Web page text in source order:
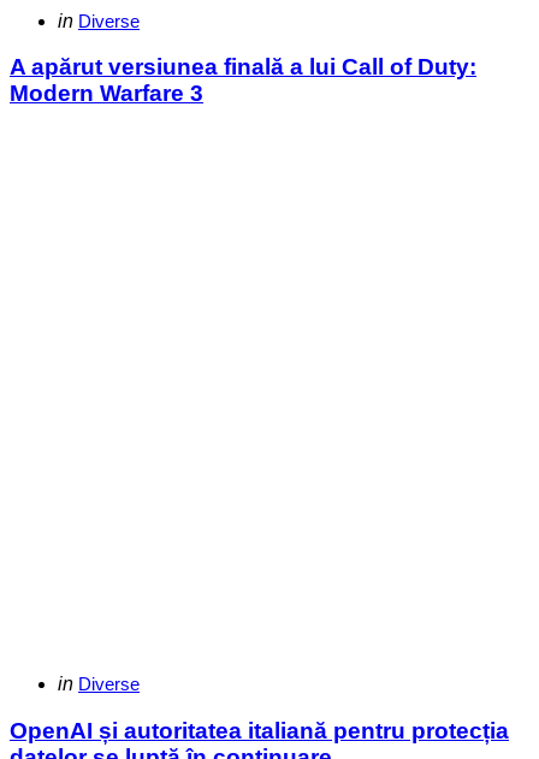
Categories
Posted
in Diverse
A apărut versiunea finală a lui Call of Duty:
Modern Warfare 3
Categories
Posted
in Diverse
OpenAI și autoritatea italiană pentru protecția